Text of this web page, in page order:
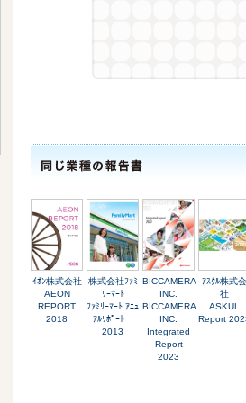
ｲｵﾝ株式会社
AEON
REPORT
2018
株式会社ﾌｧﾐ
ﾘｰﾏｰﾄ
ﾌｧﾐﾘｰﾏｰﾄ ｱﾆｭ
ｱﾙﾘﾎﾟｰﾄ
2013
BICCAMERA
INC.
BICCAMERA
INC.
Integrated
Report
2023
ｱｽｸﾙ株式会
社
ASKUL
Report